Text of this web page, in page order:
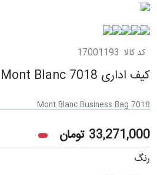
کد کالا 17001193
کیف اداری Mont Blanc 7018
Mont Blanc Business Bag 7018
33,271,000 تومان
رنگ